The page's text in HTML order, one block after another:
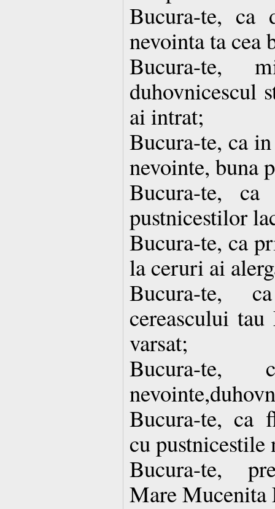
Bucura-te,
nevointa ta cea
Bucura-te,
duhovnicescul
ai intrat;
Bucura-te, ca
nevointe, buna
Bucura-te,
pustnicestilor
Bucura-te, ca
la ceruri ai
Bucura-te,
cereascului
varsat;
Bucura-
Bucura-te, ca
cu
Bucura-te,
Mare Mucenita